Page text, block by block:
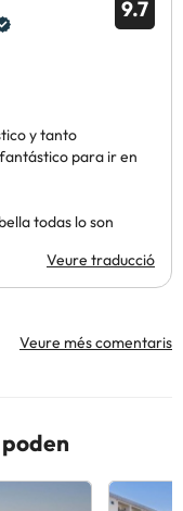
9.7
y tanto
para ir en
todas lo son
Veure traducció
Veure més comentaris